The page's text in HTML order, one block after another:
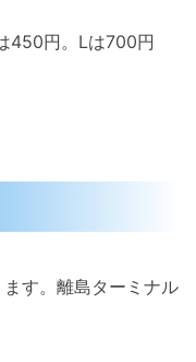
450円。Lは700円
す。離島ターミナル